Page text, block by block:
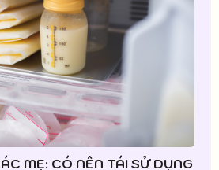
MẸ: CÓ NÊN TÁI SỬ DỤNG